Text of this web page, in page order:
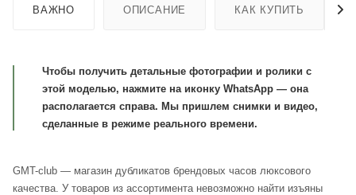
ВАЖНО ОПИСАНИЕ КАК КУПИТЬ
Чтобы получить детальные фотографии и ролики с
этой моделью, нажмите на иконку WhatsApp — она
располагается справа. Мы пришлем снимки и видео,
сделанные в режиме реального времени.
GMT-club — магазин дубликатов брендовых часов люксового
качества. У товаров из ассортимента невозможно найти изъяны